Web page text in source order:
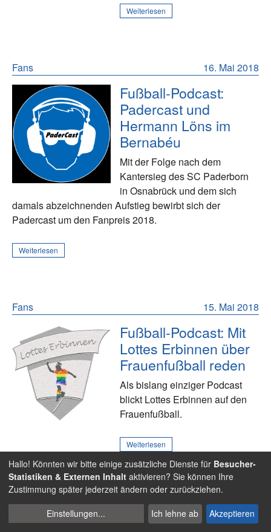
Weiterlesen
16. Mai 2018
Fans
Fußball-Podcast:
Padercast und
Hermann Löns im
Bernabéu
Mit der Folge nach dem
Kantersieg des SC Paderborn
in Osnabrück und dem sich
damals abzeichnenden Aufstieg bewirbt sich der
Padercast um den Fanpreis 2018.
Weiterlesen
15. Mai 2018
Fans
Fußball-Podcast: Mit
Lottes Erbinnen über
Frauenfußball reden
Als bislang einziger Podcast
blickt Lottes Erbinnen auf den
Frauenfußball.
Weiterlesen
10. Mai 2018
Fans
Fußball-Podcast:
Cookies
verwalten
Hallo! Könnten wir bitte einige zusätzliche Dienste für Besucher-
Statistiken & Externen Inhalt aktivieren? Sie können Ihre
Zustimmung später jederzeit ändern oder zurückziehen.
Einstellungen... Ich lehne ab Akzeptieren